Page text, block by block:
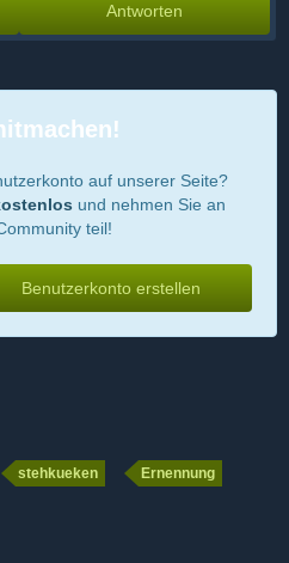
Antworten
auf unserer Seite?
und nehmen Sie an
teil!
Benutzerkonto erstellen
stehkueken Ernennung